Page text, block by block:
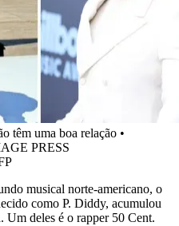
têm uma boa relação •
PRESS
musical norte-americano, o
como P. Diddy, acumulou
Um deles é o rapper 50 Cent.